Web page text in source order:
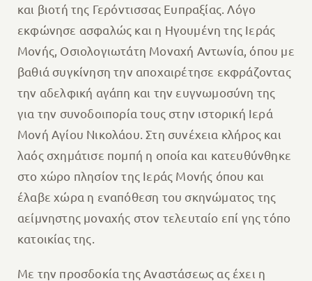
και βιοτή της Γερόντισσας Ευπραξίας. Λόγο
εκφώνησε ασφαλώς και η Ηγουμένη της Ιεράς
Μονής, Οσιολογιωτάτη Μοναχή Αντωνία, όπου με
βαθιά συγκίνηση την αποχαιρέτησε εκφράζοντας
την αδελφική αγάπη και την ευγνωμοσύνη της
για την συνοδοιπορία τους στην ιστορική Ιερά
Μονή Αγίου Νικολάου. Στη συνέχεια κλήρος και
λαός σχημάτισε πομπή η οποία και κατευθύνθηκε
στο χώρο πλησίον της Ιεράς Μονής όπου και
έλαβε χώρα η εναπόθεση του σκηνώματος της
αείμνηστης μοναχής στον τελευταίο επί γης τόπο
κατοικίας της.
Με την προσδοκία της Αναστάσεως ας έχει η